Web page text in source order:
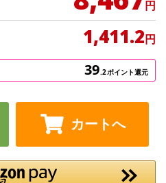
円
1,411.2円
39.2ポイント還元
カートへ